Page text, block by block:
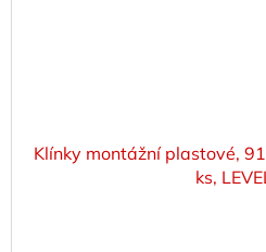
Klínky montážní plastové,
ks,